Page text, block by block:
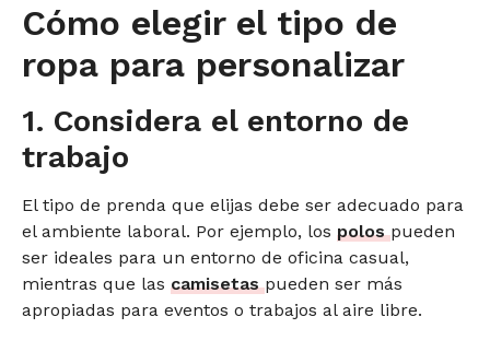
Cómo elegir el tipo de
ropa para personalizar
1. Considera el entorno de
trabajo
El tipo de prenda que elijas debe ser adecuado para
el ambiente laboral. Por ejemplo, los polospueden
ser ideales para un entorno de oficina casual,
mientras que las camisetaspueden ser más
apropiadas para eventos o trabajos al aire libre.